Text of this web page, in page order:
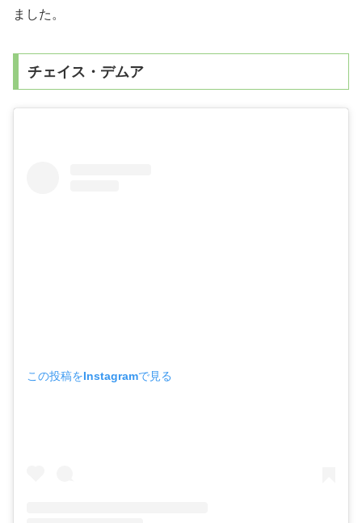
ました。
チェイス・デムア
この投稿をInstagramで見る